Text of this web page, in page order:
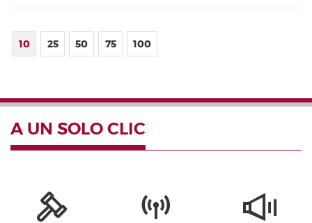
10 25 50 75 100
A UN SOLO CLIC